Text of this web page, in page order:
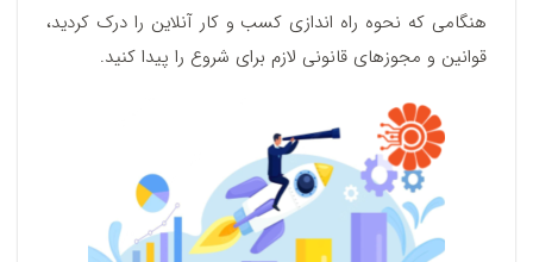
هنگامی که نحوه راه اندازی کسب و کار آنلاین را درک کردید،
قوانین و مجوزهای قانونی لازم برای شروع را پیدا کنید.